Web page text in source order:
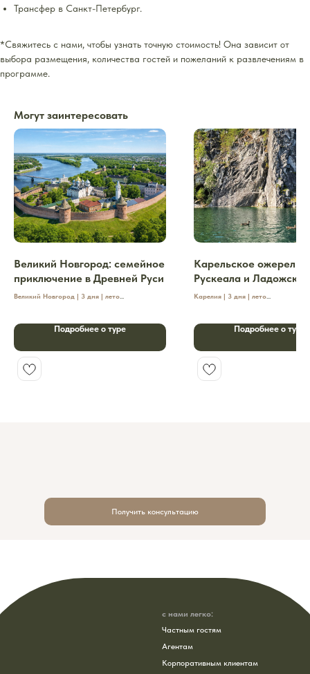
Трансфер в Санкт-Петербург.
*Свяжитесь с нами, чтобы узнать точную стоимость! Она зависит от
выбора размещения, количества гостей и пожеланий к развлечениям в
программе.
Могут заинтересовать
Великий Новгород: семейное
приключение в Древней Руси
Великий Новгород | 3 дня | лето
которым хочется не просто увидеть древние
Кремля, писать на бересте, заглянуть в
настоящую русскую избу и попробовать древние
ремёсла.
Подробнее о туре
Карельское
Рускеала и Ладожские
шхеры
Карелия | 3 дня | лето
Карелии: остров Кижи с
острова Ладоги и северные банные
3 дня вы увидите исторические
попробуете карельскую кухню,
ретропоезде и окажетесь в местах,
Подробнее о туре
Получить консультацию
с нами легко:
Частным гостям
Агентам
Корпоративным клиентам